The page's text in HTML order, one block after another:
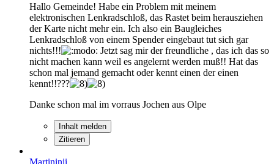
Hallo Gemeinde! Habe ein Problem mit meinem
elektronischen Lenkradschloß, das Rastet beim herausziehen
der Karte nicht mehr ein. Ich also ein Baugleiches
Lenkradschloß von einem Spender eingebaut tut sich gar
nichts!!!
Jetzt sag mir der freundliche , das ich das so
nicht machen kann weil es angelernt werden muß!! Hat das
schon mal jemand gemacht oder kennt einen der einen
kennt!!???
Danke schon mal im vorraus Jochen aus Olpe
Inhalt melden
Zitieren
Martininii